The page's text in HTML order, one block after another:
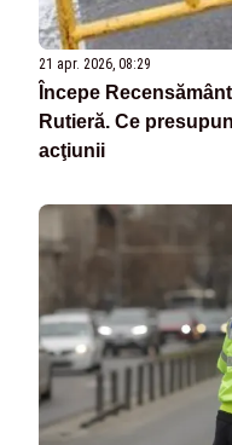
21 apr. 2026, 08:29
Începe
Rutieră. Ce
acţiunii